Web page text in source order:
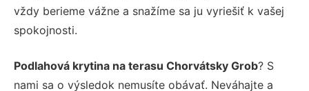
vždy berieme vážne a snažíme sa ju vyriešiť k vašej
spokojnosti.
Podlahová krytina na terasu Chorvátsky Grob? S
nami sa o výsledok nemusíte obávať. Neváhajte a